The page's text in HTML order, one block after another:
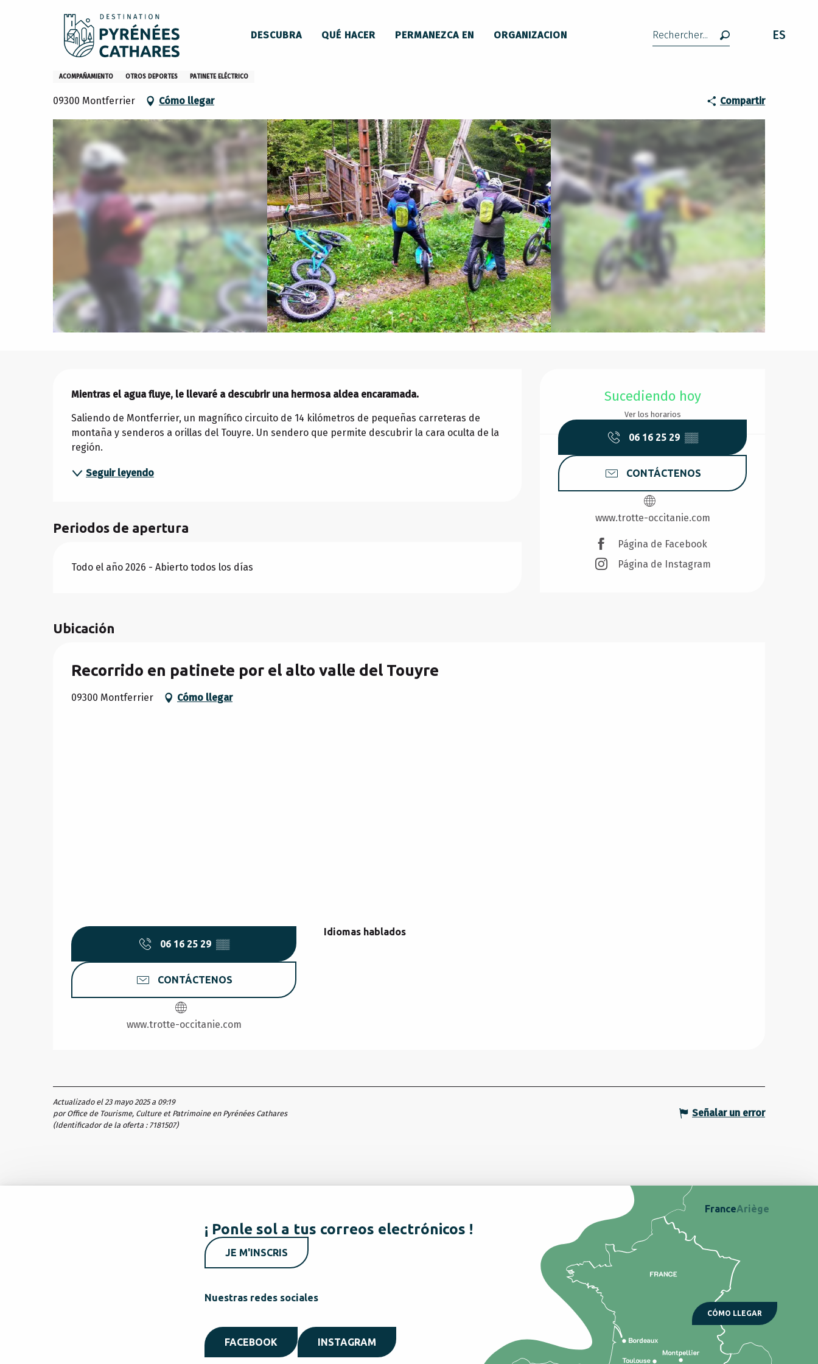
Buscar ES
DESCUBRA QUÉ HACER PERMANEZCA EN ORGANIZACION
Inicio Qué hacer Actividades deportivas y de ocio
Recorrido en patinete por el alto valle del Touyre
ACOMPAÑAMIENTO OTROS DEPORTES PATINETE ELÉCTRICO
09300 Montferrier Cómo llegar Compartir
Sucediendo hoy
Ver los horarios
06 16 25 29 ▒▒
CONTÁCTENOS
www.trotte-occitanie.com
Página de Facebook
Página de Instagram
Mientras el agua fluye, le llevaré a descubrir una hermosa aldea encaramada.
Saliendo de Montferrier, un magnífico circuito de 14 kilómetros de pequeñas carreteras de
montaña y senderos a orillas del Touyre. Un sendero que permite descubrir la cara oculta de la
región.
Seguir leyendo
Periodos de apertura
Todo el año 2026 - Abierto todos los días
Ubicación
Recorrido en patinete por el alto valle del Touyre
09300 Montferrier Cómo llegar
06 16 25 29 ▒▒
CONTÁCTENOS
www.trotte-occitanie.com
Idiomas hablados
Idiomas hablados
Actualizado el 23 mayo 2025 a 09:19
por Office de Tourisme, Culture et Patrimoine en Pyrénées Cathares
(Identificador de la oferta : 7181507)
Señalar un error
¡ Ponle sol a tus correos electrónicos !
JE M'INSCRIS
Nuestras redes sociales
FACEBOOK INSTAGRAM
CÓMO LLEGAR
FranceAriège